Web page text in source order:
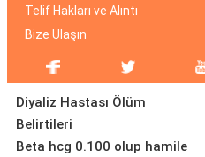
Telif Hakları ve Alıntı
Bize Ulaşın
Diyaliz Hastası Ölüm
Belirtileri
Beta hcg 0.100 olup hamile